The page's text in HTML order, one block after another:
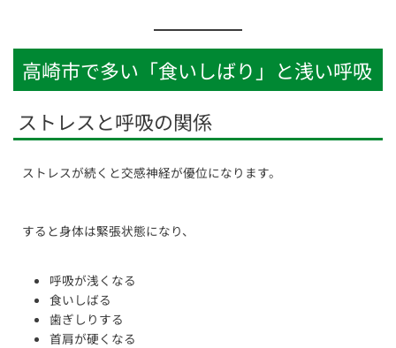
高崎市で多い「食いしばり」と浅い呼吸
ストレスと呼吸の関係
ストレスが続くと交感神経が優位になります。
すると身体は緊張状態になり、
呼吸が浅くなる
食いしばる
歯ぎしりする
首肩が硬くなる